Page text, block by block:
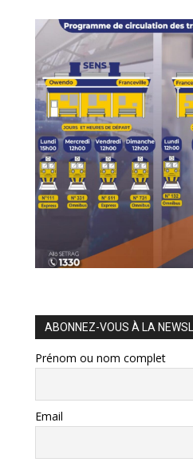
ABONNEZ-VOUS À LA
Prénom ou nom complet
Email